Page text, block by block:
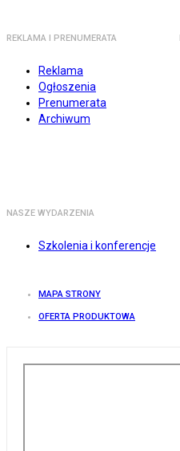
REKLAMA I PRENUMERATA
Reklama
Ogłoszenia
Prenumerata
Archiwum
NASZE WYDARZENIA
Szkolenia i konferencje
MAPA STRONY
OFERTA PRODUKTOWA